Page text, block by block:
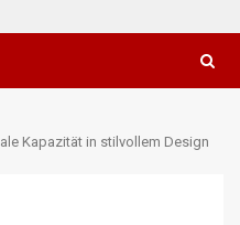
Kapazität in stilvollem Design